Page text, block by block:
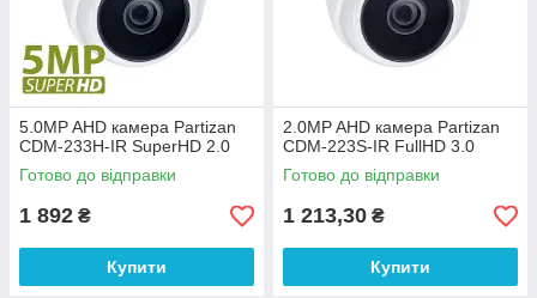
5.0MP AHD камера Partizan
CDM-233H-IR SuperHD 2.0
Готово до відправки
1 892 ₴
Купити
2.0MP AHD камера Partizan
CDM-223S-IR FullHD 3.0
Готово до відправки
1 213,30 ₴
Купити